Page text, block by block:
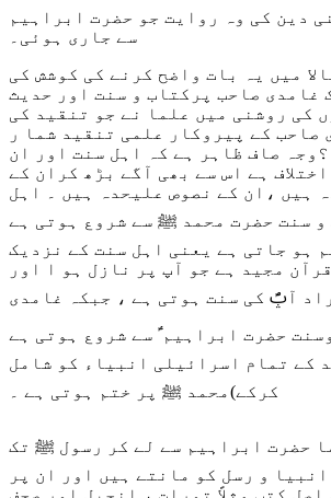
دین کی وہ روایت جو حضرت ابراہیم
میں یہ بات واضح کرنے کی کوشش کی
غامدی صاحب پرکتاب و سنت اور حدیث
کی روشنی میں علما نے جو تنقید کی
صاحب کے پیروکار علمی تنقید شما ر
صاف ظاہر ہے کہ اہل سنت اور ان
ہے اس سے بھی آگے بڑھ کران کے
ہیں ،ان کے نصوص علیحدہ ہیں ۔ اہل
و سنت حضرت محمد ﷺ سے شروع ہوتی ہے
ہو جاتی ہے یعنی اہل سنت کے نزدیک
مجید ہے جو آپ پر نازل ہو ا اور
آپؐ کی سنت ہوتی ہے ، جبکہ غامدی
حضرت ابراہیم ؑ سے شروع ہوتی ہے
کے تمام اسرائیلی انبیاء کو شامل
کرکے)محمد ﷺ پر ختم ہوتی ہے ۔
حضرت ابراہیم سے لے کر رسول ﷺ تک
و رسل کو مانتے ہیں اور ان پر
اصل کتب مثلاً تورات ، انجیل اور صحف